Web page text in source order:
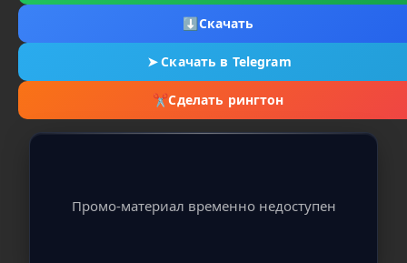
⬇Скачать
➤Скачать в Telegram
✂Сделать рингтон
Промо-материал временно недоступен